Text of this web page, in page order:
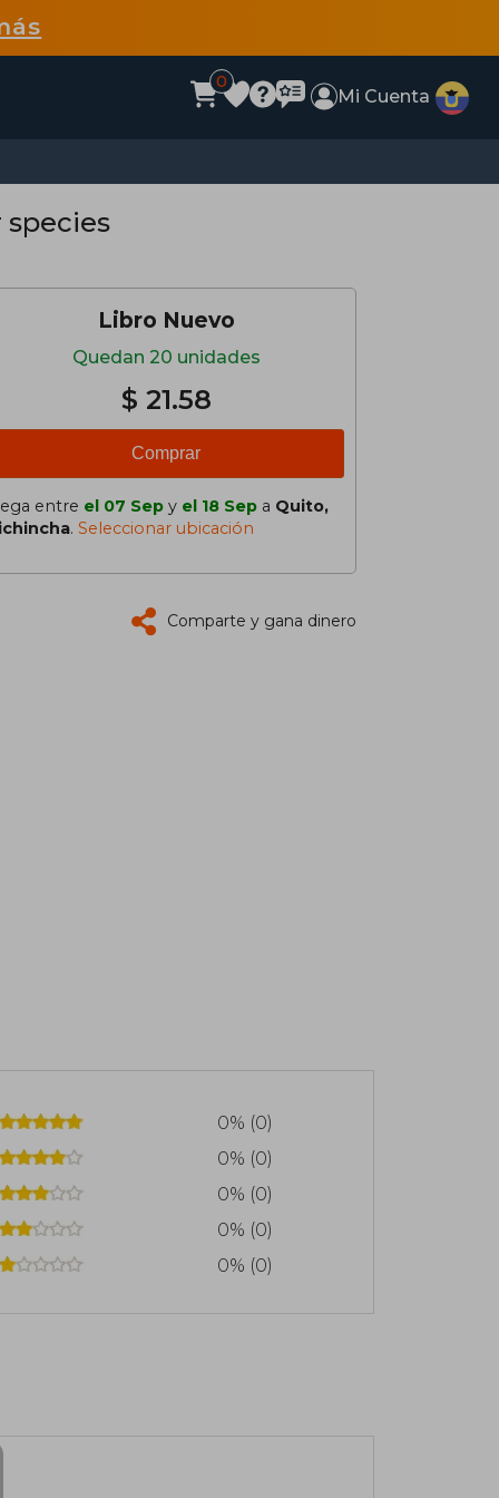
0
Mi Cuenta
Libro Nuevo
Quedan 20 unidades
$ 21.58
Comprar
entre el 07 Sep y el 18 Sep a Quito,
. Seleccionar ubicación
Comparte y gana dinero
0% (0)
0% (0)
0% (0)
0% (0)
0% (0)